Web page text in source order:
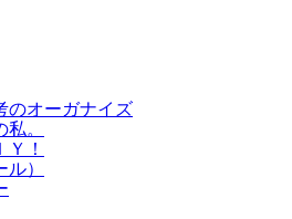
のオーガナイズ
。
！
）